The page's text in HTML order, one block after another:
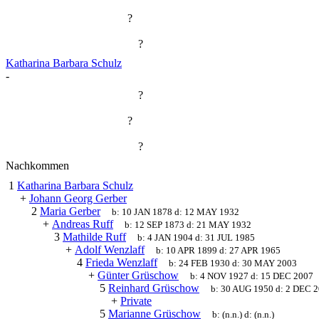
?
?
Katharina Barbara Schulz
-
?
?
?
Nachkommen
1 Katharina Barbara Schulz
+ Johann Georg Gerber
2 Maria Gerber b: 10 JAN 1878 d: 12 MAY 1932
+ Andreas Ruff b: 12 SEP 1873 d:21 MAY 1932
3 Mathilde Ruff b:4 JAN 1904 d:31 JUL 1985
+ Adolf Wenzlaff b: 10 APR 1899 d:27 APR 1965
4 Frieda Wenzlaff b:24 FEB 1930 d:30 MAY 2003
+ Günter Grüschow b:4 NOV 1927 d: 15 DEC 2007
5 Reinhard Grüschow b:30 AUG 1950 d:2 DEC
+ Private
5 Marianne Grüschow b:(n.n.) d:(n.n.)